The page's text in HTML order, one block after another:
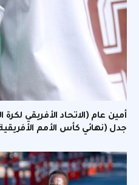
أمين عام (الاتحاد الأفريقي
جدل (نهائي كأس الأمم